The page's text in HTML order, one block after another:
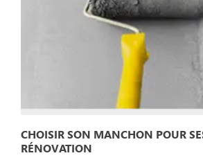
CHOISIR SON MANCHON POUR
RÉNOVATION